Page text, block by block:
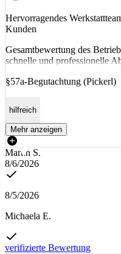
Hervorragendes
Kunden
Gesamtbewertung des
schnelle und professionelle
§57a-Begutachtung (Pickerl)
hilfreich
Mehr anzeigen
Martin S.
8/6/2026
8/5/2026
Michaela E.
verifizierte Bewertung